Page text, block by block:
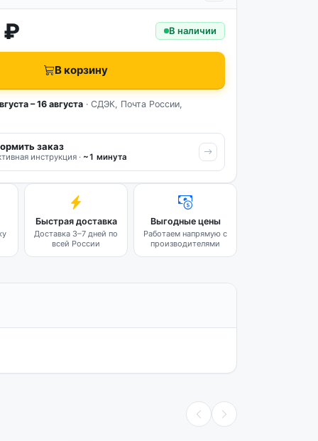
₽ В наличии
В корзину
– 16 августа· СДЭК, Почта России,
заказ
инструкция · ~1 минута
Быстрая доставка
Доставка 3–7 дней по
всей России
Выгодные цены
Работаем напрямую с
производителями